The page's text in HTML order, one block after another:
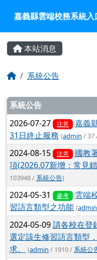
嘉義縣雲端校
嘉義縣雲端校務系統入
主內容區域
本站消息
回首頁系統公告
文章列表
系統公告
2026-07-27 注意
嘉義
31日終止服務 (admin / 37
2024-08-15 注意
國教
項(2026.07新增：常見
103948 / 系統公告)
2024-05-31 參考
雲端
習語言類型之功能 (admin
2024-05-09請各校在登
選定該生修習語言類型
求。
(admin / 1910 / 系統公
頁尾區域